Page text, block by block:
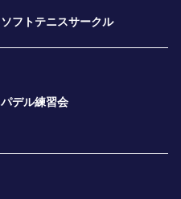
ソフトテニスサークル
パデル練習会